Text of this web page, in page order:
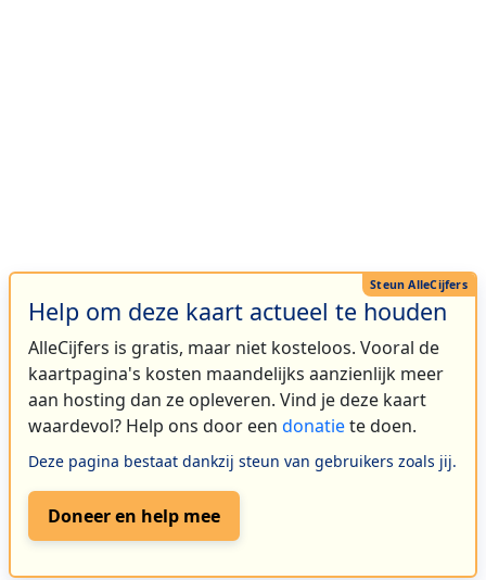
Help om deze kaart actueel te houden
AlleCijfers is gratis, maar niet kosteloos. Vooral de
kaartpagina's kosten maandelijks aanzienlijk meer
aan hosting dan ze opleveren. Vind je deze kaart
waardevol? Help ons door een donatiete doen.
Deze pagina bestaat dankzij steun van gebruikers zoals jij.
Doneer en help mee